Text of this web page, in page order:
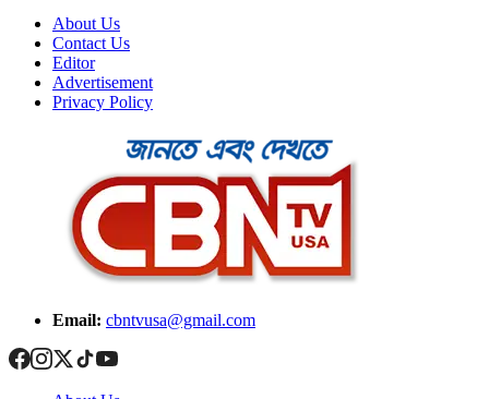
About Us
Contact Us
Editor
Advertisement
Privacy Policy
Email: cbntvusa@gmail.com